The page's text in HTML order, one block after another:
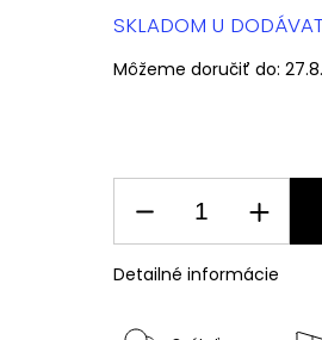
SKLADOM U
Môžeme doručiť do:
Detailné informácie